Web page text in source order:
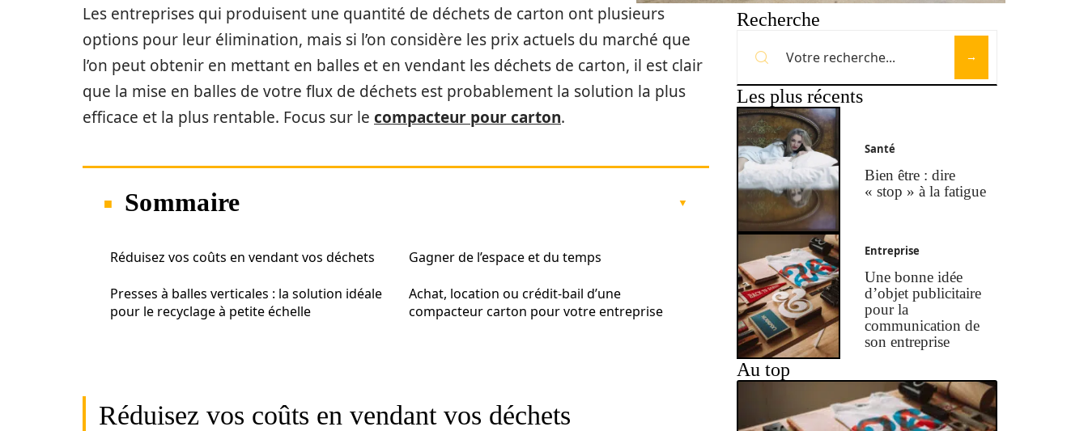
Les entreprises qui produisent une quantité de déchets de carton ont plusieurs
options pour leur élimination, mais si l’on considère les prix actuels du marché que
l’on peut obtenir en mettant en balles et en vendant les déchets de carton, il est clair
que la mise en balles de votre flux de déchets est probablement la solution la plus
efficace et la plus rentable. Focus sur le compacteur pour carton.
Sommaire
Réduisez vos coûts en vendant vos déchets
Presses à balles verticales : la solution idéale
pour le recyclage à petite échelle
Gagner de l’espace et du temps
Achat, location ou crédit-bail d’une
compacteur carton pour votre entreprise
Réduisez vos coûts en vendant vos déchets
Recherche
Les plus récents
Santé
Bien être : dire
« stop » à la fatigue
Entreprise
Une bonne idée
d’objet publicitaire
pour la
communication de
son entreprise
Au top